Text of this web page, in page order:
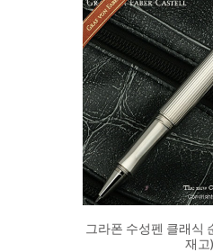
그라폰 수성펜 클래식
재고)